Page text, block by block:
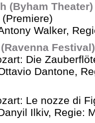
(Byham Theater)
Walker,
Festival)
Die
Dantone,
Le nozze di
Ilkiv, Regie: